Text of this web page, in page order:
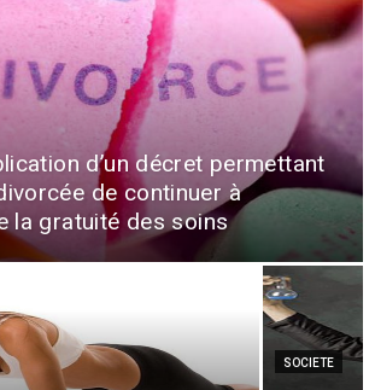
d’un décret permettant
de continuer à
la gratuité des soins
SOCIETE